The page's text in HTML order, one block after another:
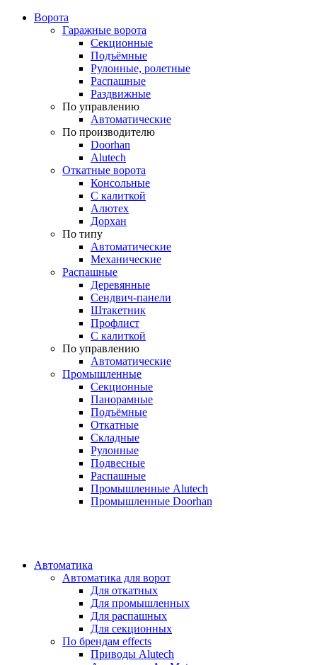
Ворота
Гаражные ворота
Секционные
Подъёмные
Рулонные, ролетные
Распашные
Раздвижные
По управлению
Автоматические
По производителю
Doorhan
Alutech
Откатные ворота
Консольные
С калиткой
Алютех
Дорхан
По типу
Автоматические
Механические
Распашные
Деревянные
Сендвич-панели
Штакетник
Профлист
С калиткой
По управлению
Автоматические
Промышленные
Секционные
Панорамные
Подъёмные
Откатные
Складные
Рулонные
Подвесные
Распашные
Промышленные Alutech
Промышленные Doorhan
Автоматика
Автоматика для ворот
Для откатных
Для промышленных
Для распашных
Для секционных
По брендам effects
Приводы Alutech